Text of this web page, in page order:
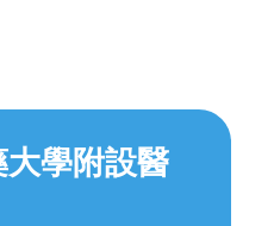
學附設醫